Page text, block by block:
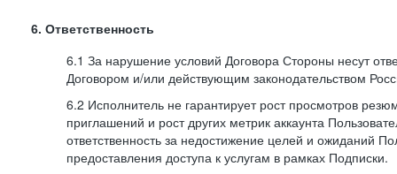
6. Ответственность
6.1 За нарушение условий Договора Стороны несут
Договором и/или действующим законодательством
6.2 Исполнитель не гарантирует рост просмотров
приглашений и рост других метрик аккаунта
ответственность за недостижение целей и ожиданий
предоставления доступа к услугам в рамках Подписки.